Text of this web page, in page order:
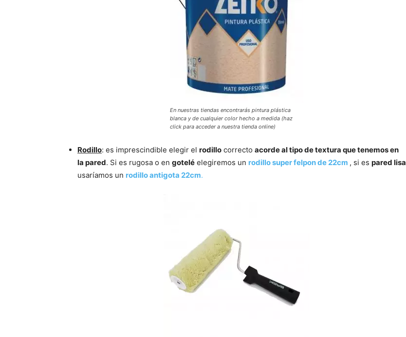
En nuestras tiendas encontrarás pintura plástica
blanca y de cualquier color hecho a medida (haz
click para acceder a nuestra tienda online)
Rodillo: es imprescindible elegir el rodillo correcto acorde al tipo de textura que tenemos en
la pared. Si es rugosa o en gotelé elegiremos un rodillo super felpon de 22cm , si es pared lisa
usaríamos un rodillo antigota 22cm.